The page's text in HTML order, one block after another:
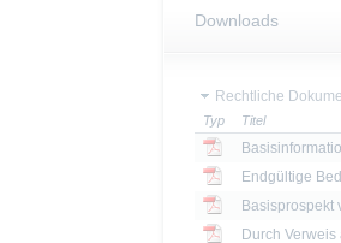
Downloads
Rechtliche
Typ Titel
Endgültige
Basisprospekt